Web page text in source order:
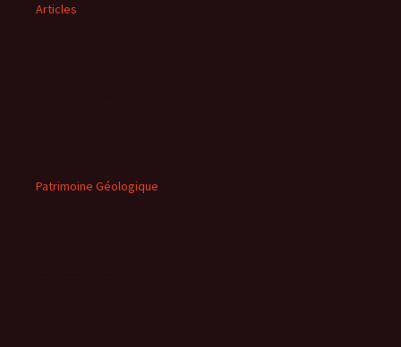
Articles
Patrimoine Géologique